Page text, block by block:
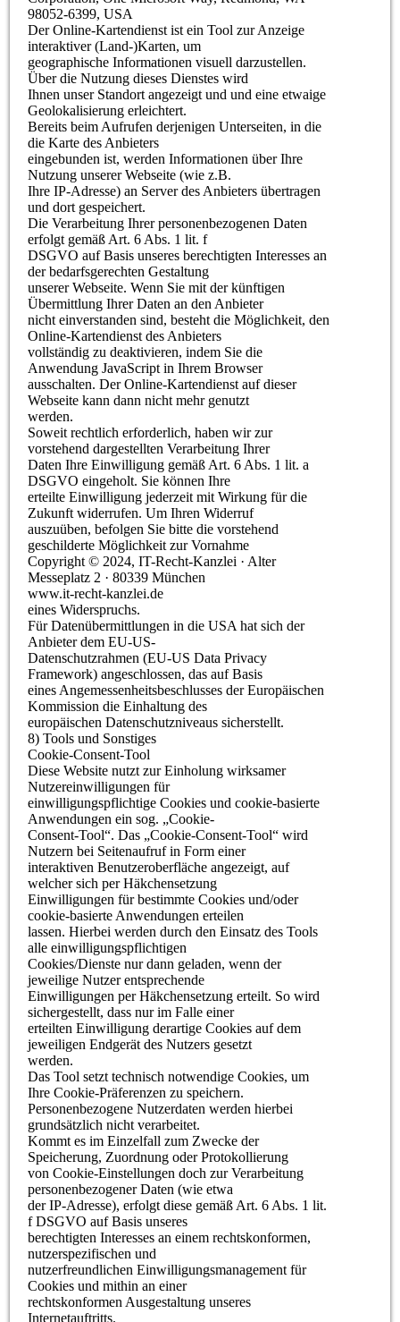
98052-6399, USA
Der Online-Kartendienst ist ein Tool zur Anzeige
interaktiver (Land-)Karten, um
geographische Informationen visuell darzustellen.
Über die Nutzung dieses Dienstes wird
Ihnen unser Standort angezeigt und und eine etwaige
Geolokalisierung erleichtert.
Bereits beim Aufrufen derjenigen Unterseiten, in die
die Karte des Anbieters
eingebunden ist, werden Informationen über Ihre
Nutzung unserer Webseite (wie z.B.
Ihre IP-Adresse) an Server des Anbieters übertragen
und dort gespeichert.
Die Verarbeitung Ihrer personenbezogenen Daten
erfolgt gemäß Art. 6 Abs. 1 lit. f
DSGVO auf Basis unseres berechtigten Interesses an
der bedarfsgerechten Gestaltung
unserer Webseite. Wenn Sie mit der künftigen
Übermittlung Ihrer Daten an den Anbieter
nicht einverstanden sind, besteht die Möglichkeit, den
Online-Kartendienst des Anbieters
vollständig zu deaktivieren, indem Sie die
Anwendung JavaScript in Ihrem Browser
ausschalten. Der Online-Kartendienst auf dieser
Webseite kann dann nicht mehr genutzt
werden.
Soweit rechtlich erforderlich, haben wir zur
vorstehend dargestellten Verarbeitung Ihrer
Daten Ihre Einwilligung gemäß Art. 6 Abs. 1 lit. a
DSGVO eingeholt. Sie können Ihre
erteilte Einwilligung jederzeit mit Wirkung für die
Zukunft widerrufen. Um Ihren Widerruf
auszuüben, befolgen Sie bitte die vorstehend
geschilderte Möglichkeit zur Vornahme
Copyright © 2024, IT-Recht-Kanzlei · Alter
Messeplatz 2 · 80339 München
www.it-recht-kanzlei.de
eines Widerspruchs.
Für Datenübermittlungen in die USA hat sich der
Anbieter dem EU-US-
Datenschutzrahmen (EU-US Data Privacy
Framework) angeschlossen, das auf Basis
eines Angemessenheitsbeschlusses der Europäischen
Kommission die Einhaltung des
europäischen Datenschutzniveaus sicherstellt.
8) Tools und Sonstiges
Cookie-Consent-Tool
Diese Website nutzt zur Einholung wirksamer
Nutzereinwilligungen für
einwilligungspflichtige Cookies und cookie-basierte
Anwendungen ein sog. „Cookie-
Consent-Tool“. Das „Cookie-Consent-Tool“ wird
Nutzern bei Seitenaufruf in Form einer
interaktiven Benutzeroberfläche angezeigt, auf
welcher sich per Häkchensetzung
Einwilligungen für bestimmte Cookies und/oder
cookie-basierte Anwendungen erteilen
lassen. Hierbei werden durch den Einsatz des Tools
alle einwilligungspflichtigen
Cookies/Dienste nur dann geladen, wenn der
jeweilige Nutzer entsprechende
Einwilligungen per Häkchensetzung erteilt. So wird
sichergestellt, dass nur im Falle einer
erteilten Einwilligung derartige Cookies auf dem
jeweiligen Endgerät des Nutzers gesetzt
werden.
Das Tool setzt technisch notwendige Cookies, um
Ihre Cookie-Präferenzen zu speichern.
Personenbezogene Nutzerdaten werden hierbei
grundsätzlich nicht verarbeitet.
Kommt es im Einzelfall zum Zwecke der
Speicherung, Zuordnung oder Protokollierung
von Cookie-Einstellungen doch zur Verarbeitung
personenbezogener Daten (wie etwa
der IP-Adresse), erfolgt diese gemäß Art. 6 Abs. 1 lit.
f DSGVO auf Basis unseres
berechtigten Interesses an einem rechtskonformen,
nutzerspezifischen und
nutzerfreundlichen Einwilligungsmanagement für
Cookies und mithin an einer
rechtskonformen Ausgestaltung unseres
Internetauftritts.